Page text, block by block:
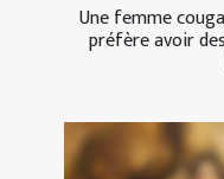
Une femme
préfère avoir